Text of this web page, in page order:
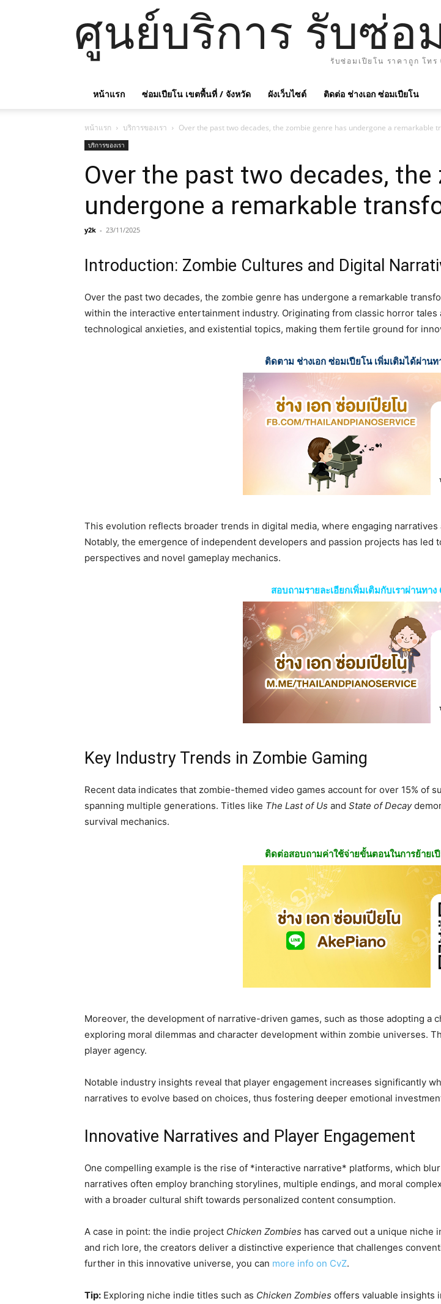
ศูนย์บริการ รับซ่อ
รับซ่อมเปียโน ราคาถูก โทร
หน้าแรก ซ่อมเปียโน เขตพื้นที่ / จังหวัด ผังเว็บไซต์ ติดต่อ ช่างเอก ซ่อมเปียโน
หน้าแรก บริการของเรา Over the past two decades, the zombie genre has undergone a remarkable
บริการของเรา
Over the past two decades,
undergone a remarkable
y2k - 23/11/2025
Introduction: Zombie Cultures and Digital
Over the past two decades, the zombie genre has undergone a remarkable
within the interactive entertainment industry. Originating from classic horror
technological anxieties, and existential topics, making them fertile ground for
ติดตาม ช่างเอก ซ่อมเปียโน เพิ่มเติมได้ผ่าน
This evolution reflects broader trends in digital media, where engaging
Notably, the emergence of independent developers and passion projects has
perspectives and novel gameplay mechanics.
สอบถามรายละเอียกเพิ่มเติมกับเราผ่านทา
Key Industry Trends in Zombie Gaming
Recent data indicates that zombie-themed video games account for over 15% of
spanning multiple generations. Titles like The Last of Us and State of Decay
survival mechanics.
ติดต่อสอบถามค่าใช้จ่ายขั้นตอนในการย้ายเ
Moreover, the development of narrative-driven games, such as those adopting
exploring moral dilemmas and character development within zombie universes.
player agency.
Notable industry insights reveal that player engagement increases significantly
narratives to evolve based on choices, thus fostering deeper emotional
Innovative Narratives and Player Engagement
One compelling example is the rise of *interactive narrative* platforms, which
narratives often employ branching storylines, multiple endings, and moral
with a broader cultural shift towards personalized content consumption.
A case in point: the indie project Chicken Zombies has carved out a unique niche
and rich lore, the creators deliver a distinctive experience that challenges
further in this innovative universe, you can more info on CvZ.
Tip: Exploring niche indie titles such as Chicken Zombies offers valuable insights